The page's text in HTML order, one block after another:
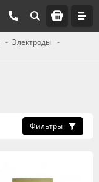
Электроды
Фильтры